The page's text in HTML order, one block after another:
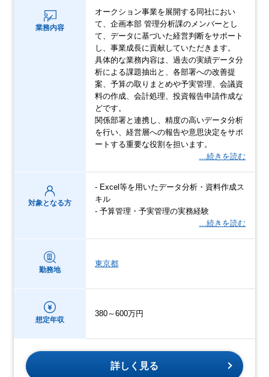
業務内容
オークション事業を展開する同社におい
て、企画本部 管理分析課のメンバーとし
て、データに基づいた経営判断をサポート
し、事業成長に貢献していただきます。
具体的な業務内容は、過去の実績データ分
析による課題抽出と、各部署への改善提
案、予算の取りまとめや予実管理、会議資
料の作成、会計処理、投資報告申請作成な
どです。
関係部署と連携し、精度の高いデータ分析
を行い、経営層への報告や意思決定をサポ
ートする重要な役割を担います。
…続きを読む
対象となる方
- Excel等を用いたデータ分析・資料作成ス
キル
- 予算管理・予実管理の実務経験
…続きを読む
勤務地
東京都
想定年収
380～600万円
詳しく見る